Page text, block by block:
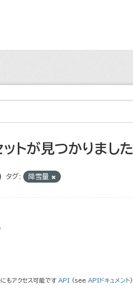
トが見つかりました
タグ: 降雪量
もアクセス可能です API (see APIドキュメント).